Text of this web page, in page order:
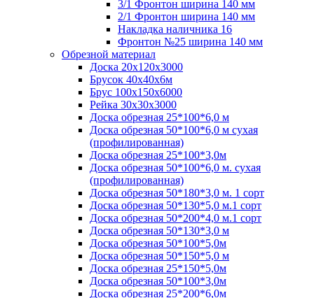
3/1 Фронтон ширина 140 мм
2/1 Фронтон ширина 140 мм
Накладка наличника 16
Фронтон №25 ширина 140 мм
Обрезной материал
Доска 20х120х3000
Брусок 40х40х6м
Брус 100х150х6000
Рейка 30х30х3000
Доска обрезная 25*100*6,0 м
Доска обрезная 50*100*6,0 м сухая
(профилированная)
Доска обрезная 25*100*3,0м
Доска обрезная 50*100*6,0 м. сухая
(профилированная)
Доска обрезная 50*180*3,0 м. 1 сорт
Доска обрезная 50*130*5,0 м.1 сорт
Доска обрезная 50*200*4,0 м.1 сорт
Доска обрезная 50*130*3,0 м
Доска обрезная 50*100*5,0м
Доска обрезная 50*150*5,0 м
Доска обрезная 25*150*5,0м
Доска обрезная 50*100*3,0м
Доска обрезная 25*200*6,0м